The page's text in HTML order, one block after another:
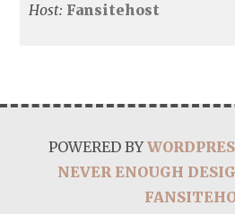
Host: Fansitehost
POWERED BY
NEVER ENOUGH